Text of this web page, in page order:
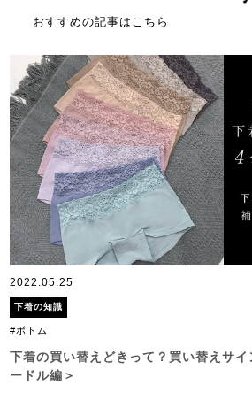
おすすめの記事はこちら
2022.05.25
下着の知識
#ボトム
下着の買い替えどきって？買い替えサ
ードル編＞